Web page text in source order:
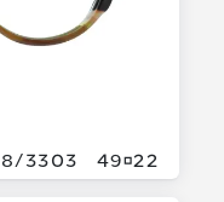
8/3303 4922